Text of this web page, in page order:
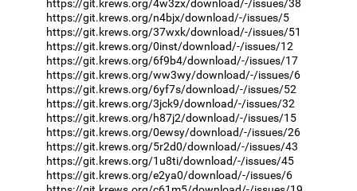
https://git.krews.org/4w3zx/download/-/issues/38
https://git.krews.org/n4bjx/download/-/issues/5
https://git.krews.org/37wxk/download/-/issues/51
https://git.krews.org/0inst/download/-/issues/12
https://git.krews.org/6f9b4/download/-/issues/17
https://git.krews.org/ww3wy/download/-/issues/6
https://git.krews.org/6yf7s/download/-/issues/52
https://git.krews.org/3jck9/download/-/issues/32
https://git.krews.org/h87j2/download/-/issues/15
https://git.krews.org/0ewsy/download/-/issues/26
https://git.krews.org/5r2d0/download/-/issues/43
https://git.krews.org/1u8ti/download/-/issues/45
https://git.krews.org/e2ya0/download/-/issues/6